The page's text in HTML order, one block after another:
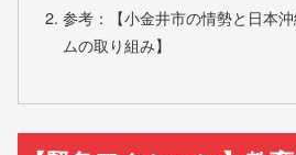
参考：【小金井市の情勢と日本
ムの取り組み】